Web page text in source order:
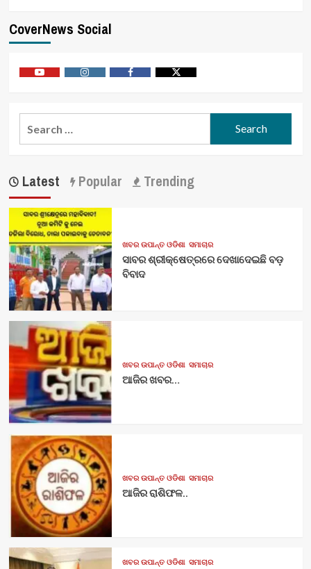
CoverNews Social
Latest Popular Trending
ଖବର ଉପାନ୍ତ ଓଡିଶା ସମାଚାର
ସାବର ଶ୍ରୀକ୍ଷେତ୍ରରେ ଦେଖାଦେଇଛି ବଡ଼
ବିବାଦ
ଖବର ଉପାନ୍ତ ଓଡିଶା ସମାଚାର
ଆଜିର ଖବର…
ଖବର ଉପାନ୍ତ ଓଡିଶା ସମାଚାର
ଆଜିର ରାଶିଫଳ..
ଖବର ଉପାନ୍ତ ଓଡିଶା ସମାଚାର